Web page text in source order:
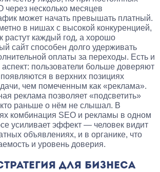
через несколько месяцев
может начать превышать платный.
в нишах с высокой конкуренцией,
растут каждый год, а хорошо
сайт способен долго удерживать
оплаты за переходы. Есть и
аспект: пользователи больше доверяют
в верхних позициях
чем помеченным как «реклама».
реклама позволяет «подсветить»
раньше о нём не слышал. В
комбинация SEO и рекламы в одном
усиливает эффект — человек видит
объявлениях, и в органике, что
и уровень доверия.
ДЛЯ БИЗНЕСА